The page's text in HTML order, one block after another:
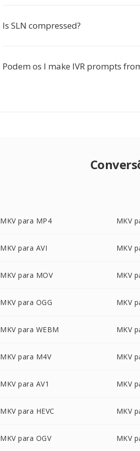
Is SLN compressed?
Podem os I make IVR prompts
MKV para MP4 MKV
MKV para AVI MKV
MKV para MOV MKV
MKV para OGG MKV
MKV para WEBM MKV
MKV para M4V MKV
MKV para AV1 MKV
MKV para HEVC MKV
MKV para OGV MKV